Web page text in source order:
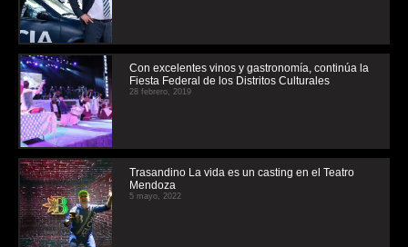
Con excelentes vinos y gastronomía, continúa la
Fiesta Federal de los Distritos Culturales
28 febrero, 2019
Trasandino La vida es un casting en el Teatro
Mendoza
5 mayo, 2022